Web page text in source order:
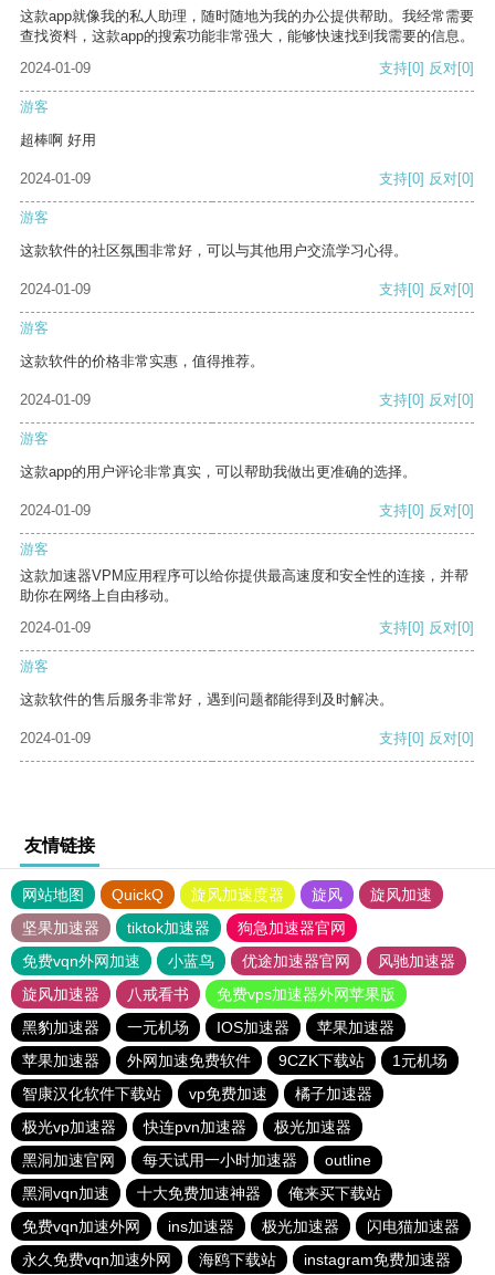
这款app就像我的私人助理，随时随地为我的办公提供帮助。我经常需要
查找资料，这款app的搜索功能非常强大，能够快速找到我需要的信息。
2024-01-09
支持[0] 反对[0]
游客
超棒啊 好用
2024-01-09 支持[0] 反对[0]
游客
这款软件的社区氛围非常好，可以与其他用户交流学习心得。
2024-01-09 支持[0] 反对[0]
游客
这款软件的价格非常实惠，值得推荐。
2024-01-09 支持[0] 反对[0]
游客
这款app的用户评论非常真实，可以帮助我做出更准确的选择。
2024-01-09 支持[0] 反对[0]
游客
这款加速器VPM应用程序可以给你提供最高速度和安全性的连接，并帮
助你在网络上自由移动。
2024-01-09
支持[0] 反对[0]
游客
这款软件的售后服务非常好，遇到问题都能得到及时解决。
2024-01-09 支持[0] 反对[0]
友情链接
网站地图 QuickQ 旋风加速度器 旋风
旋风加速
坚果加速器
tiktok加速器
狗急加速器官网
免费vqn外网加速
小蓝鸟 优途加速器官网
风驰加速器
旋风加速器
八戒看书
免费vps加速器外网苹果版
黑豹加速器
一元机场 IOS加速器
苹果加速器
苹果加速器
外网加速免费软件 9CZK下载站
1元机场
智康汉化软件下载站
vp免费加速
橘子加速器
极光vp加速器
快连pvn加速器
极光加速器
黑洞加速官网
每天试用一小时加速器
outline
黑洞vqn加速
十大免费加速神器
俺来买下载站
免费vqn加速外网
ins加速器 极光加速器
闪电猫加速器
永久免费vqn加速外网
海鸥下载站 instagram免费加速器